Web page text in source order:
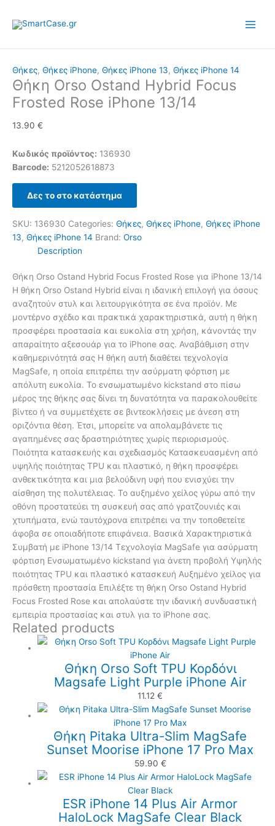
Θήκες, Θήκες iPhone, Θήκες iPhone 13, Θήκες iPhone 14
Θήκη Orso Ostand Hybrid Focus
Frosted Rose iPhone 13/14
13.90 €
Κωδικός προϊόντος: 136930
Barcode: 5212052618873
Δες το στο κατάστημα
SKU: 136930 Categories: Θήκες, Θήκες iPhone, Θήκες iPhone
13, Θήκες iPhone 14 Brand: Orso
Description
Θήκη Orso Ostand Hybrid Focus Frosted Rose για iPhone 13/14
Η θήκη Orso Ostand Hybrid είναι η ιδανική επιλογή για όσους
αναζητούν στυλ και λειτουργικότητα σε ένα προϊόν. Με
μοντέρνο σχέδιο και πρακτικά χαρακτηριστικά, αυτή η θήκη
προσφέρει προστασία και ευκολία στη χρήση, κάνοντάς την
απαραίτητο αξεσουάρ για το iPhone σας. Αναβάθμιση στην
καθημερινότητά σας Η θήκη αυτή διαθέτει τεχνολογία
MagSafe, η οποία επιτρέπει την ασύρματη φόρτιση με
απόλυτη ευκολία. Το ενσωματωμένο kickstand στο πίσω
μέρος της θήκης σας δίνει τη δυνατότητα να παρακολουθείτε
βίντεο ή να συμμετέχετε σε βιντεοκλήσεις με άνεση στη
οριζόντια θέση. Έτσι, μπορείτε να απολαμβάνετε τις
αγαπημένες σας δραστηριότητες χωρίς περιορισμούς.
Ποιότητα κατασκευής και σχεδιασμός Κατασκευασμένη από
υψηλής ποιότητας TPU και πλαστικό, η θήκη προσφέρει
ανθεκτικότητα και μια βελούδινη υφή που ενισχύει την
αίσθηση της πολυτέλειας. Το αυξημένο χείλος γύρω από την
οθόνη προστατεύει τη συσκευή σας από γρατζουνιές και
χτυπήματα, ενώ ταυτόχρονα επιτρέπει να την τοποθετείτε
άφοβα σε οποιαδήποτε επιφάνεια. Βασικά Χαρακτηριστικά
Συμβατή με iPhone 13/14 Τεχνολογία MagSafe για ασύρματη
φόρτιση Ενσωματωμένο kickstand για άνετη προβολή Υψηλής
ποιότητας TPU και πλαστικό κατασκευή Αυξημένο χείλος για
πρόσθετη προστασία Επιλέξτε τη θήκη Orso Ostand Hybrid
Focus Frosted Rose και απολαύστε την ιδανική συνδυαστική
εμπειρία προστασίας και στυλ για το iPhone σας.
Related products
Θήκη Orso Soft TPU Κορδόνι
Magsafe Light Purple iPhone Air
11.12€
Θήκη Pitaka Ultra-Slim MagSafe
Sunset Moorise iPhone 17 Pro Max
59.90 €
ESR iPhone 14 Plus Air Armor
HaloLock MagSafe Clear Black